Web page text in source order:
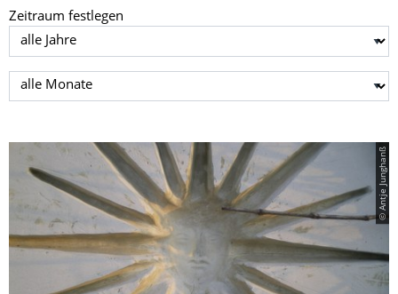
Zeitraum festlegen
Jahr auswählen
Monat auswählen
© Antje Junghanß